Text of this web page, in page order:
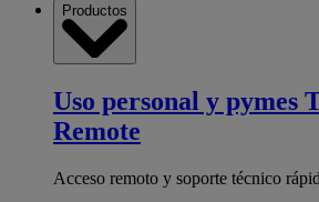
Productos
Uso personal y pymes
Remote
Acceso remoto y soporte técnico